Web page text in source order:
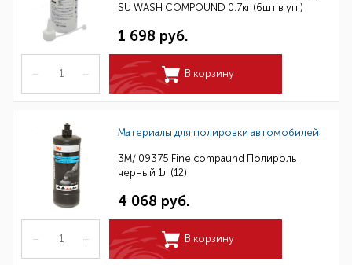
SU WASH COMPOUND 0.7кг (6шт.в уп.)
1 698 руб.
– + В корзину
Материалы для полировки автомобилей
3M/ 09375 Fine compaund Полироль
черный 1л (12)
4 068 руб.
– + В корзину